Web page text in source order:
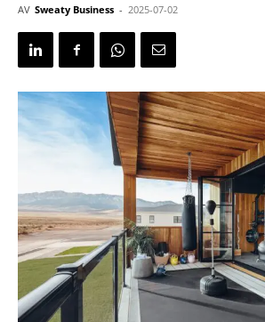
AV Sweaty Business - 2025-07-02